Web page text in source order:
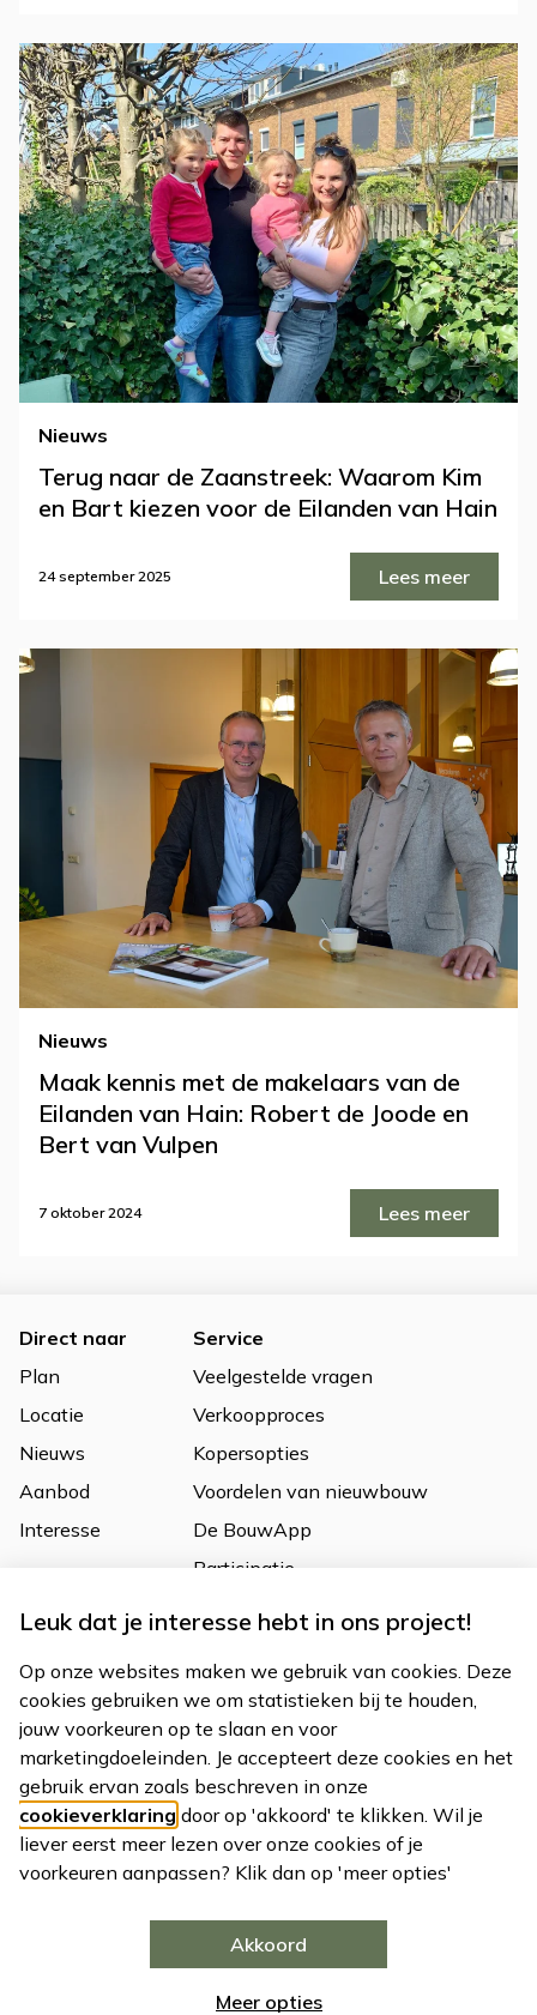
Nieuws
Terug naar de Zaanstreek: Waarom Kim
en Bart kiezen voor de Eilanden van Hain
24 september 2025 Lees meer
Nieuws
Maak kennis met de makelaars van de
Eilanden van Hain: Robert de Joode en
Bert van Vulpen
7 oktober 2024 Lees meer
Direct naar
Plan
Locatie
Nieuws
Aanbod
Interesse
Service
Veelgestelde vragen
Verkoopproces
Kopersopties
Voordelen van nieuwbouw
De BouwApp
Participatie
over onze projecten
Cookies Disclaimer
Leuk dat je interesse hebt in ons project!
Op onze websites maken we gebruik van cookies. Deze
cookies gebruiken we om statistieken bij te houden,
jouw voorkeuren op te slaan en voor
marketingdoeleinden. Je accepteert deze cookies en het
gebruik ervan zoals beschreven in onze
cookieverklaring door op 'akkoord' te klikken. Wil je
liever eerst meer lezen over onze cookies of je
voorkeuren aanpassen? Klik dan op 'meer opties'
Akkoord
Meer opties